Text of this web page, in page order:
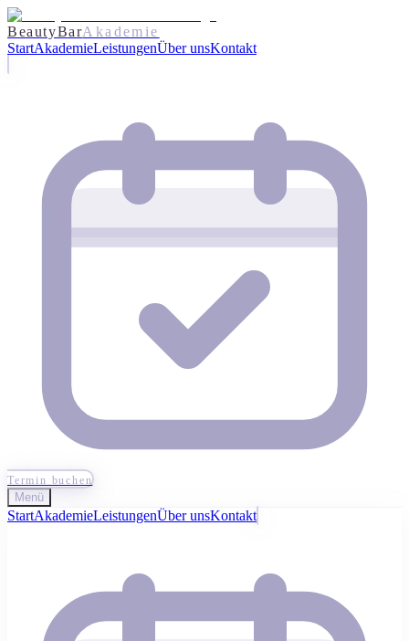
BeautyBarAkademie
StartAkademieLeistungenÜber unsKontakt
Termin buchen
Menü
StartAkademieLeistungenÜber unsKontakt